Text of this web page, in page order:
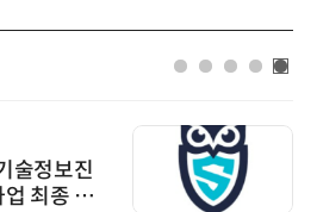
술정보진
최종 선